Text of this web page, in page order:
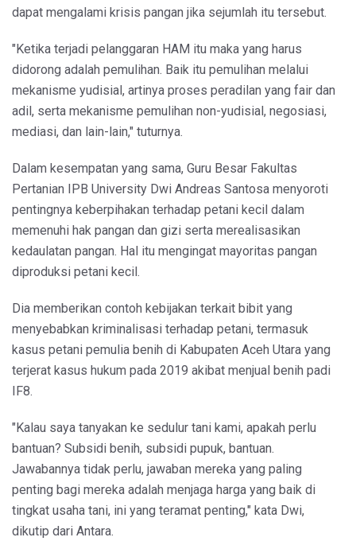
dapat mengalami krisis pangan jika sejumlah itu tersebut.
"Ketika terjadi pelanggaran HAM itu maka yang harus
didorong adalah pemulihan. Baik itu pemulihan melalui
mekanisme yudisial, artinya proses peradilan yang fair dan
adil, serta mekanisme pemulihan non-yudisial, negosiasi,
mediasi, dan lain-lain," tuturnya.
Dalam kesempatan yang sama, Guru Besar Fakultas
Pertanian IPB University Dwi Andreas Santosa menyoroti
pentingnya keberpihakan terhadap petani kecil dalam
memenuhi hak pangan dan gizi serta merealisasikan
kedaulatan pangan. Hal itu mengingat mayoritas pangan
diproduksi petani kecil.
Dia memberikan contoh kebijakan terkait bibit yang
menyebabkan kriminalisasi terhadap petani, termasuk
kasus petani pemulia benih di Kabupaten Aceh Utara yang
terjerat kasus hukum pada 2019 akibat menjual benih padi
IF8.
"Kalau saya tanyakan ke sedulur tani kami, apakah perlu
bantuan? Subsidi benih, subsidi pupuk, bantuan.
Jawabannya tidak perlu, jawaban mereka yang paling
penting bagi mereka adalah menjaga harga yang baik di
tingkat usaha tani, ini yang teramat penting," kata Dwi,
dikutip dari Antara.